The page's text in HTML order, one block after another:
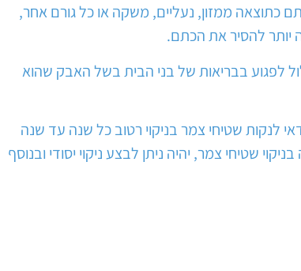
ממזון, נעליים, משקה או כל גורם אחר,
יותר להסיר את הכתם.
לפגוע בבריאות של בני הבית בשל האבק שהוא
לנקות שטיחי צמר בניקוי רטוב כל שנה עד שנה
שטיחי צמר, יהיה ניתן לבצע ניקוי יסודי ובנוסף